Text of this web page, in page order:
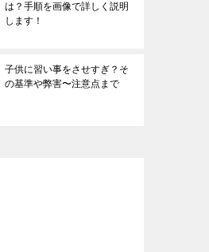
は？手順を画像で詳しく説明
します！
子供に習い事をさせすぎ？そ
の基準や弊害〜注意点まで